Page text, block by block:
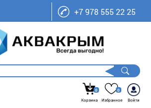
+7 978 555 22 25
0
Корзина
0
Избранное
Войти